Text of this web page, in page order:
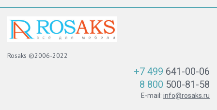
Rosaks ©2006-2022
+7 499 641-00-06
8 800 500-81-58
E-mail: info@rosaks.ru